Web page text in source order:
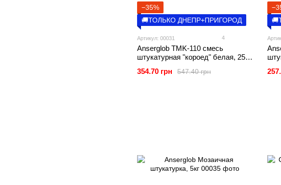
−35%
🚚ТОЛЬКО ДНЕПР+ПРИГОРОД
Артикул: 00031 4
Anserglob TMK-110 смесь
штукатурная "короед" белая, 25кг
547.40 грн
354.70 грн